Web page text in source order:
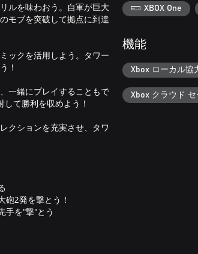
ルを味わおう。自軍が巨大
モブを突破して拠点に到達
ックを活用しよう。タワー
！
一緒にプレイすることもで
て勝利を収めよう！
クションを充実させ、タワ
2発を撃とう！
手を"撃"とう
ィメットをアンロックし
XBOX One
機能
Xbox ローカル協
Xbox クラウド セ